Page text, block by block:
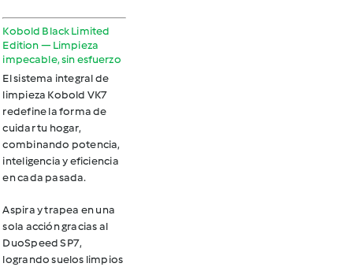
Kobold Black Limited
Edition — Limpieza
impecable, sin esfuerzo
El sistema integral de
limpieza Kobold VK7
redefine la forma de
cuidar tu hogar,
combinando potencia,
inteligencia y eficiencia
en cada pasada.
Aspira y trapea en una
sola accióngracias al
DuoSpeed SP7,
logrando suelos limpios